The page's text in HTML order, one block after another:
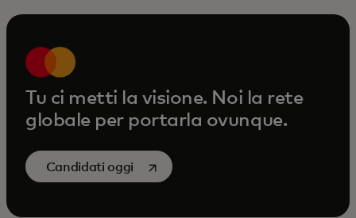
Tu ci metti la visione. Noi la rete
globale per portarla ovunque.
Candidati oggi si apre in una nuova scheda